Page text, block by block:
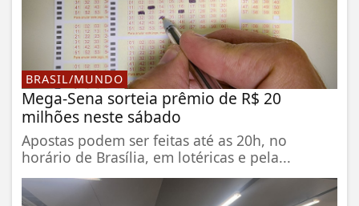
BRASIL/MUNDO
Mega-Sena sorteia prêmio de R$ 20
milhões neste sábado
Apostas podem ser feitas até as 20h, no
horário de Brasília, em lotéricas e pela...